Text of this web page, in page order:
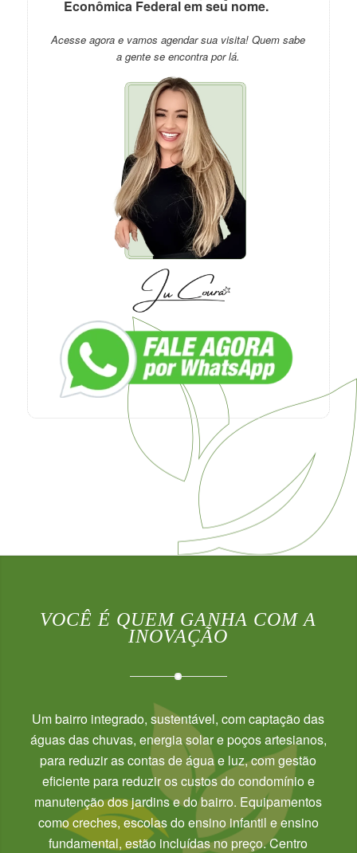
Econômica Federal em seu nome.
Acesse agora e vamos agendar sua visita! Quem sabe
a gente se encontra por lá.
VOCÊ É QUEM GANHA COM A
INOVAÇÃO
Um bairro integrado, sustentável, com captação das
águas das chuvas, energia solar e poços artesianos,
para reduzir as contas de água e luz, com gestão
eficiente para reduzir os custos do condomínio e
manutenção dos jardins e do bairro. Equipamentos
como creches, escolas do ensino infantil e ensino
fundamental, estão incluídas no preço. Centro